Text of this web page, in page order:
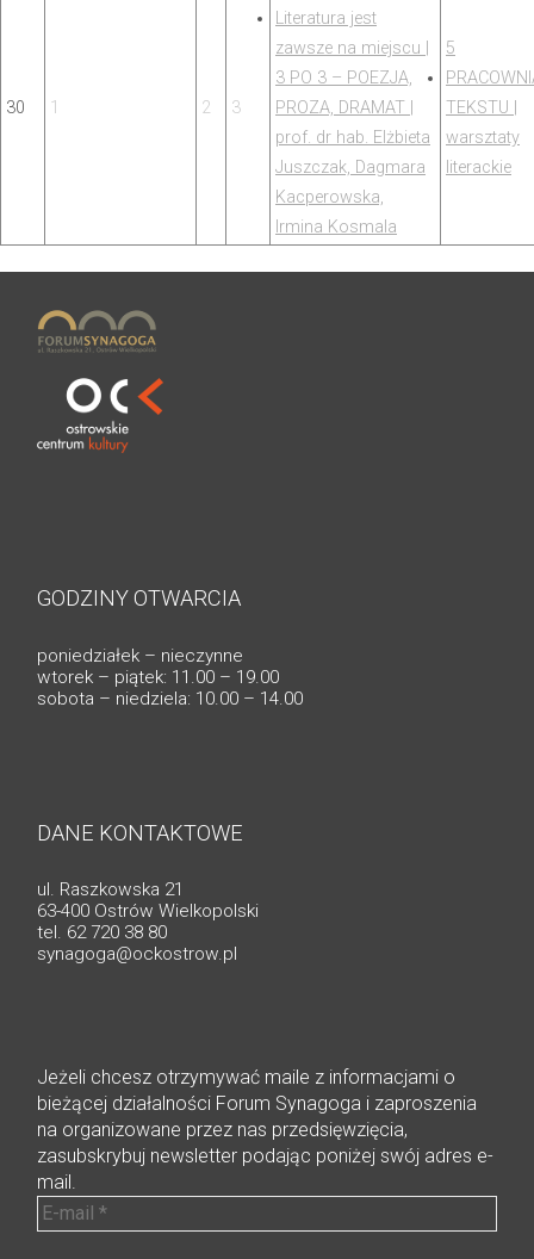
30 1 2 3
Literatura jest
zawsze na miejscu |
3 PO 3 – POEZJA,
PROZA, DRAMAT |
prof. dr hab. Elżbieta
Juszczak, Dagmara
Kacperowska,
Irmina Kosmala
5
TEKSTU |
warsztaty
literackie
GODZINY OTWARCIA
poniedziałek – nieczynne
wtorek – piątek: 11.00 – 19.00
sobota – niedziela: 10.00 – 14.00
DANE KONTAKTOWE
ul. Raszkowska 21
63-400 Ostrów Wielkopolski
tel. 62 720 38 80
synagoga@ockostrow.pl
Jeżeli chcesz otrzymywać maile z informacjami o
bieżącej działalności Forum Synagoga i zaproszenia
na organizowane przez nas przedsięwzięcia,
zasubskrybuj newsletter podając poniżej swój adres e-
mail.